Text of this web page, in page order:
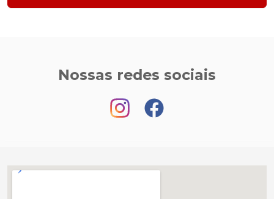
Nossas redes sociais